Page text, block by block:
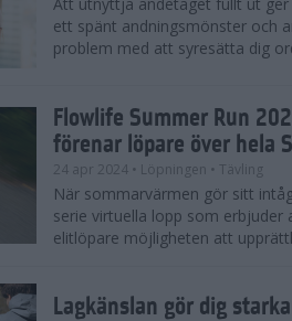
Att utnyttja andetaget fullt ut
ett spänt andningsmönster och
problem med att syresätta dig
Flowlife Summer Run
förenar löpare över hela
24 apr 2024 • Löpningen • Tävling
När sommarvärmen gör sitt
serie virtuella lopp som
elitlöpare möjligheten att
Lagkänslan gör dig